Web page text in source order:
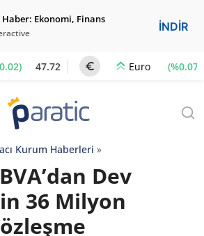
Ekonomi, Finans
İNDİR
47.72 Euro (%0.07)
Kurum Haberleri »
Dev
36 Milyon